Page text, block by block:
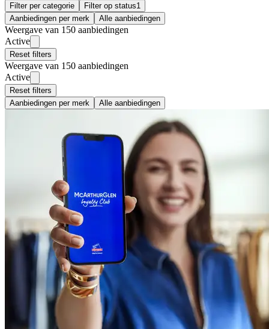
Filter per categorie Filter op status1
Aanbiedingen per merk
Alle aanbiedingen
Weergave van 150 aanbiedingen
Active
Reset filters
Weergave van 150 aanbiedingen
Active
Reset filters
Aanbiedingen per merk
Alle aanbiedingen